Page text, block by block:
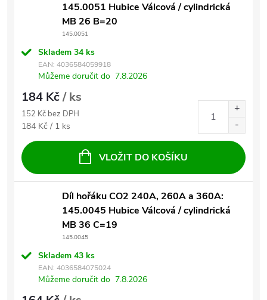
145.0051 Hubice Válcová / cylindrická
MB 26 B=20
145.0051
Skladem 34 ks
EAN: 4036584059918
Můžeme doručit do 7.8.2026
184 Kč/ ks
152 Kč bez DPH
Měrná cena:
184 Kč / 1 ks
VLOŽIT DO KOŠÍKU
Díl hořáku CO2 240A, 260A a 360A:
145.0045 Hubice Válcová / cylindrická
MB 36 C=19
145.0045
Skladem 43 ks
EAN: 4036584075024
Můžeme doručit do 7.8.2026